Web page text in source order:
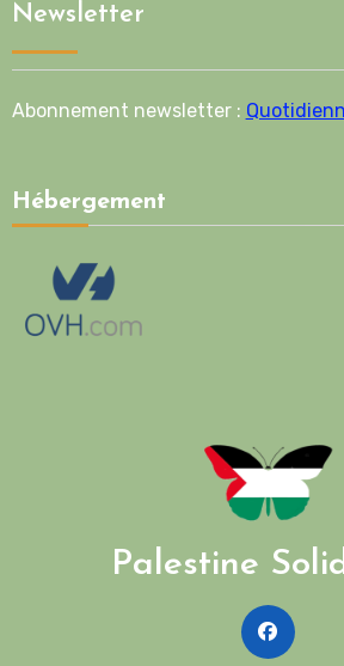
Newsletter
Abonnement newsletter :
Hébergement
Palestine